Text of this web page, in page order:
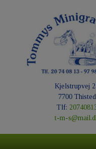
Kjelstrupvej
7700 Thisted
Tlf:
t-m-